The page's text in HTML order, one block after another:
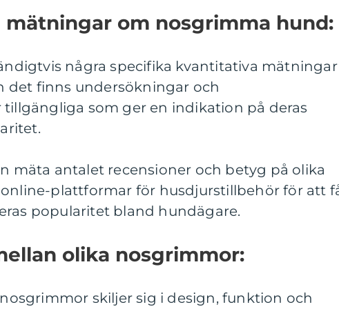
mätningar om nosgrimma hund:
några specifika kvantitativa mätningar
det finns undersökningar och
som ger en indikation på deras
mäta antalet recensioner och betyg på olika
plattformar för husdjurstillbehör för att
popularitet bland hundägare.
olika nosgrimmor:
skiljer sig i design, funktion och